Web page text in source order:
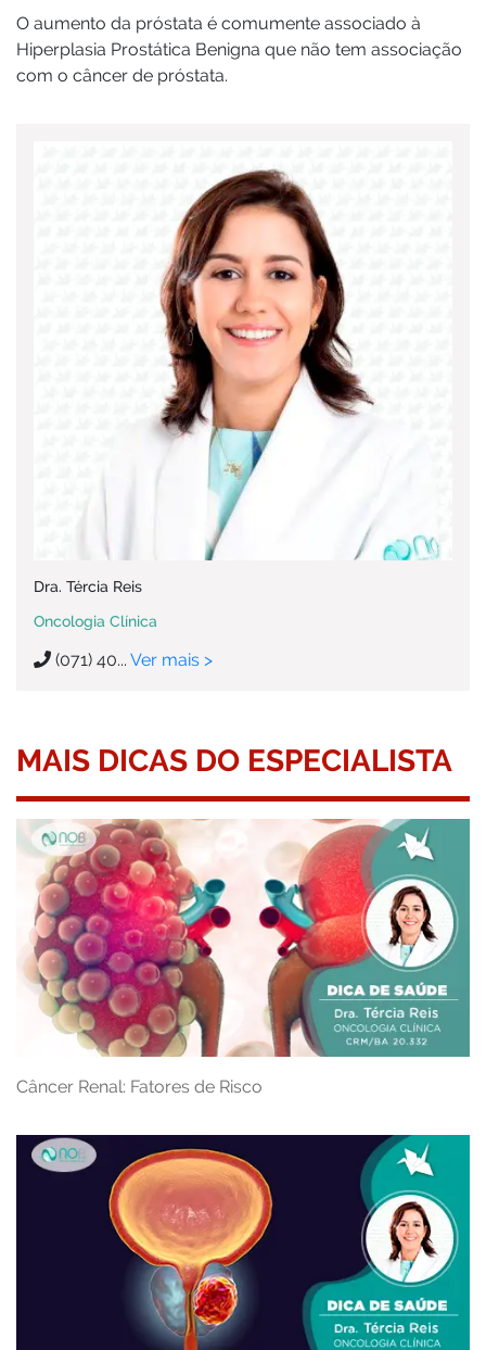
O aumento da próstata é comumente associado à
Hiperplasia Prostática Benigna que não tem associação
com o câncer de próstata.
Dra. Tércia Reis
Oncologia Clínica
(071) 40... Ver mais >
MAIS DICAS DO ESPECIALISTA
Câncer Renal: Fatores de Risco